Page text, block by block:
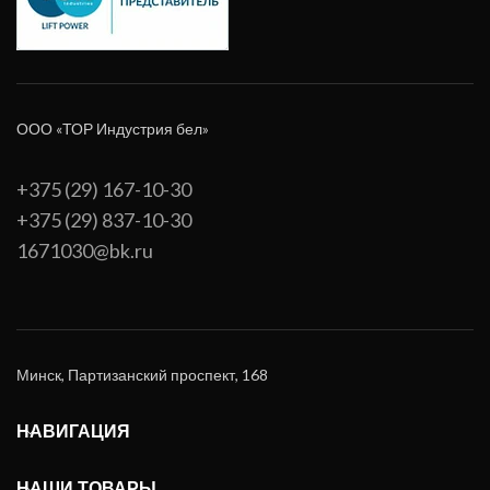
ООО «ТОР Индустрия бел»
+375 (29) 167-10-30
+375 (29) 837-10-30
1671030@bk.ru
Минск, Партизанский проспект, 168
НАВИГАЦИЯ